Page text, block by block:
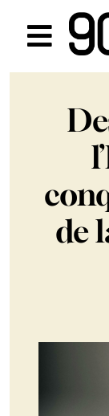
contenu
bascule
de